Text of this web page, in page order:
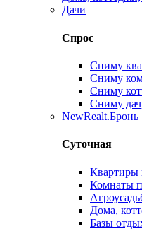
Дачи
Спрос
Сниму
Сниму
Сниму
Сниму
NewRealt.Бронь
Суточная
Квартиры
Комнаты
Дома,
Базы